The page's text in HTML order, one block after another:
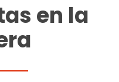
en la